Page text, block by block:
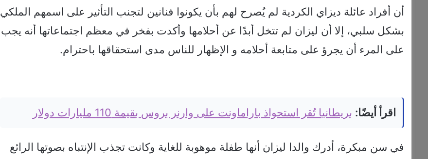
أن أفراد عائلة ديزاي الكردية لم يُصرح لهم بأن يكونوا فنانين لتجنب التأثير على اسمهم الملكي
بشكل سلبي، إلا أن ليزان لم تتخل أبدًا عن أحلامها وأكدت بفخر في معظم اجتماعاتها أنه يجب
على المرء أن يجرؤ على متابعة أحلامه و الإظهار للناس مدى استحقاقها باحترام.
اقرأ أيضًا: بريطانيا تُقر استحواذ باراماونت على وارنر بروس بقيمة 110 مليارات دولار
في سن مبكرة، أدرك والدا ليزان أنها طفلة موهوبة للغاية وكانت تجذب الإنتباه بصوتها الرائع